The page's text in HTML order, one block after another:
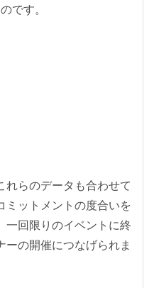
です。
れらのデータも合わせて
ミットメントの度合いを
一回限りのイベントに終
ーの開催につなげられま